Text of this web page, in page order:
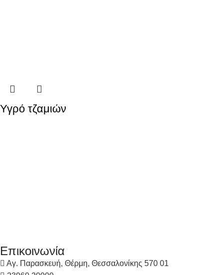
Υγρό τζαμιών
Επικοινωνία
Αγ. Παρασκευή, Θέρμη, Θεσσαλονίκης 570 01